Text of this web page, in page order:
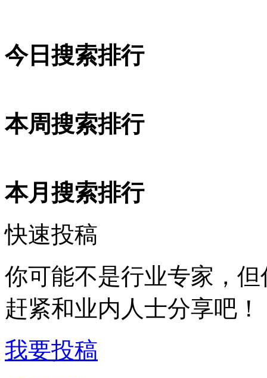
今日搜索排行
本周搜索排行
本月搜索排行
快速投稿
你可能不是行业专家，
赶紧和业内人士分享吧！
我要投稿